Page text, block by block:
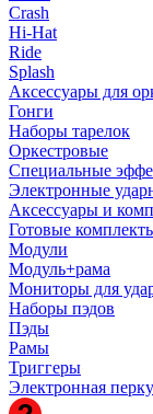
Crash
Hi-Hat
Ride
Splash
Аксессуары для
Гонги
Наборы тарелок
Оркестровые
Специальные
Электронные
Аксессуары и
Готовые
Модули
Модуль+рама
Мониторы для
Наборы пэдов
Пэды
Рамы
Триггеры
Электронная